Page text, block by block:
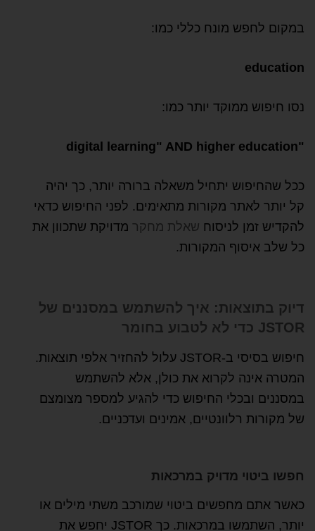
במקום לחפש מונח כללי כמו:
education
נסו חיפוש ממוקד יותר כמו:
"digital learning" AND higher education
ככל שהחיפוש יתחיל משאלה ברורה יותר, כך יהיה
קל יותר לאתר מקורות מתאימים. לפני החיפוש כדאי
להקדיש זמן לניסוח שאלת מחקר מדויקת שתכוון את
כל שלב איסוף המקורות.
דיוק בתוצאות: איך להשתמש במסננים של
JSTOR כדי לא לטבוע בחומר
חיפוש בסיסי ב-JSTOR עלול להחזיר אלפי תוצאות.
המטרה אינה לקרוא את כולן, אלא להשתמש
במסננים ובכלי החיפוש כדי להגיע למספר מצומצם
של מקורות רלוונטיים, אמינים ועדכניים.
חפשו ביטוי מדויק במרכאות
כאשר אתם מחפשים ביטוי שמורכב משתי מילים או
יותר, השתמשו במרכאות. כך JSTOR יחפש את